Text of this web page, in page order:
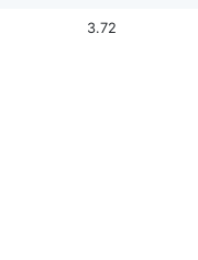
3.72